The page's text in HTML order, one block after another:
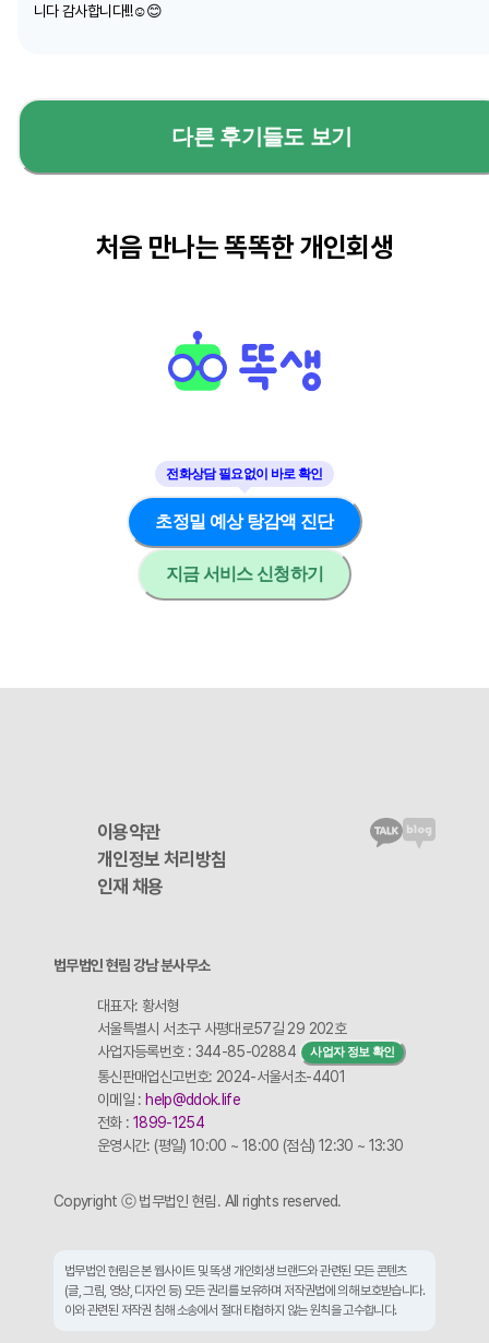
니다 감사합니다!!!☺️😊
다른 후기들도 보기
처음 만나는 똑똑한 개인회생
초정밀 예상 탕감액 진단
지금 서비스 신청하기
이용약관
개인정보 처리방침
인재 채용
법무법인 현림 강남 분사무소
대표자: 황서형
서울특별시 서초구 사평대로57길 29 202호
사업자등록번호 : 344-85-02884
사업자 정보 확인
통신판매업신고번호: 2024-서울서초-4401
이메일 : help@ddok.life
전화 : 1899-1254
운영시간: (평일) 10:00 ~ 18:00 (점심) 12:30 ~ 13:30
Copyright ⓒ 법무법인 현림. All rights reserved.
법무법인 현림은 본 웹사이트 및 똑생 개인회생 브랜드와 관련된 모든 콘텐츠
(글, 그림, 영상, 디자인 등) 모든 권리를 보유하며 저작권법에 의해 보호받습니다.
이와 관련된 저작권 침해 소송에서 절대 타협하지 않는 원칙을 고수합니다.